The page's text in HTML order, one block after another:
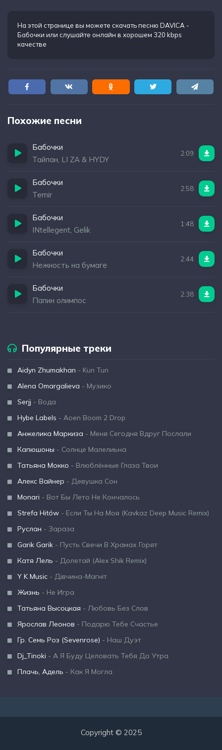
На этой странице вы можете скачать песню DAVICA -
Бабочки или слушайте онлайн в хорошем 320 kbps
качестве
Похожие песни
Бабочки
Тайпан, LI ZA & HYDY
2:09
Бабочки
Temir
2:58
Бабочки
INtellegent, Gelik
1:48
Бабочки
Нежность на бумаге
2:44
Бабочки
Папин олимпос
2:38
Популярные треки
Aidyn Zhumakhan - Kun Tun
Alena Omargalieva - Музико
Serjj - Вода
Hybe Labels - Aoen Boom 2 Drop
Анжелика Маркиза - Меня Сегодня Вдруг Послали
Капюшоны - Солнце Малелиьна
Татьяна Мокко - Влюблённые Глаза Твои
Алекс Вайнер - Девушка Сон
Monari - Вот Бы Лето Не Кончалось
Strefa Hitów - Если Ты На Моя (Kavkaz Deep Music Remix)
Руслан - Зараза
Garik Garik - Пусть Свечи В Храмах Горят
Катя Лель - Долетай (Alex Shik Remix)
Y K Music - Дівчина-Магніт
Жизнь - Не Игра
Татьяна Высоцкая - Любовь Без Слов
Ярослав Леонов - Подарю Тебе Счастье
Гр. Семь Роз (Sevenrose) - Наш Дуэт
Dj_Tinoki - А Я Буду Целовать Тебя До Утра
Плачь, Адель - Как Я Могла
Copyright © 2025